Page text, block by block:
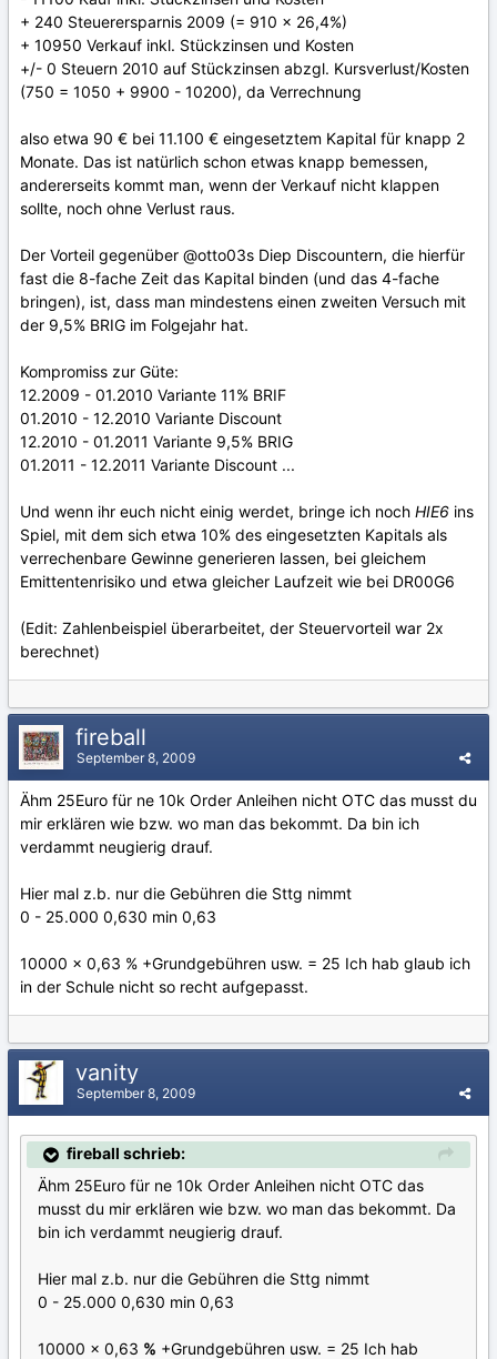
+ 240 Steuerersparnis 2009 (= 910 x 26,4%)
+ 10950 Verkauf inkl. Stückzinsen und Kosten
+/- 0 Steuern 2010 auf Stückzinsen abzgl. Kursverlust/Kosten
(750 = 1050 + 9900 - 10200), da Verrechnung
also etwa 90 € bei 11.100 € eingesetztem Kapital für knapp 2
Monate. Das ist natürlich schon etwas knapp bemessen,
andererseits kommt man, wenn der Verkauf nicht klappen
sollte, noch ohne Verlust raus.
Der Vorteil gegenüber @otto03s Diep Discountern, die hierfür
fast die 8-fache Zeit das Kapital binden (und das 4-fache
bringen), ist, dass man mindestens einen zweiten Versuch mit
der 9,5% BRIG im Folgejahr hat.
Kompromiss zur Güte:
12.2009 - 01.2010 Variante 11% BRIF
01.2010 - 12.2010 Variante Discount
12.2010 - 01.2011 Variante 9,5% BRIG
01.2011 - 12.2011 Variante Discount ...
Und wenn ihr euch nicht einig werdet, bringe ich noch HIE6 ins
Spiel, mit dem sich etwa 10% des eingesetzten Kapitals als
verrechenbare Gewinne generieren lassen, bei gleichem
Emittentenrisiko und etwa gleicher Laufzeit wie bei DR00G6
(Edit: Zahlenbeispiel überarbeitet, der Steuervorteil war 2x
berechnet)
fireball
September 8, 2009
Ähm 25Euro für ne 10k Order Anleihen nicht OTC das musst du
mir erklären wie bzw. wo man das bekommt. Da bin ich
verdammt neugierig drauf.
Hier mal z.b. nur die Gebühren die Sttg nimmt
0 - 25.000 0,630 min 0,63
10000 x 0,63 % +Grundgebühren usw. = 25 Ich hab glaub ich
in der Schule nicht so recht aufgepasst.
vanity
September 8, 2009
fireball schrieb:
Ähm 25Euro für ne 10k Order Anleihen nicht OTC das
musst du mir erklären wie bzw. wo man das bekommt. Da
bin ich verdammt neugierig drauf.
Hier mal z.b. nur die Gebühren die Sttg nimmt
0 - 25.000 0,630 min 0,63
10000 x 0,63 % +Grundgebühren usw. = 25 Ich hab